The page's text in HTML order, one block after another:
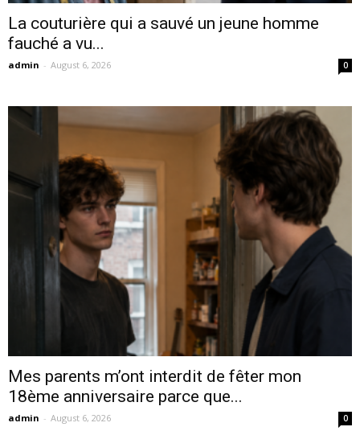
La couturière qui a sauvé un jeune homme
fauché a vu...
admin - August 6, 2026 0
Mes parents m’ont interdit de fêter mon
18ème anniversaire parce que...
admin - August 6, 2026 0